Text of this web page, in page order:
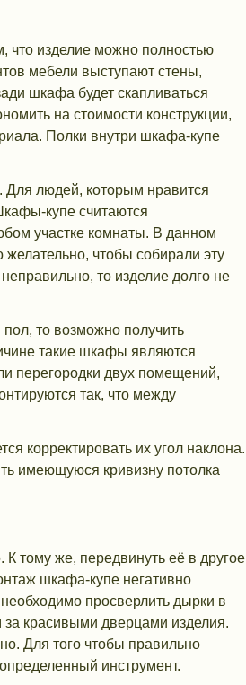
что изделие можно полностью
мебели выступают стены,
шкафа будет скапливаться
на стоимости конструкции,
Полки внутри шкафа-купе
людей, которым нравится
купе считаются
участке комнаты. В данном
чтобы собирали эту
то изделие долго не
то возможно получить
такие шкафы являются
перегородки двух помещений,
так, что между
корректировать их угол наклона.
имеющуюся кривизну потолка
тому же, передвинуть её в другое
шкафа-купе негативно
просверлить дырки в
за красивыми дверцами изделия.
Для того чтобы правильно
инструмент.